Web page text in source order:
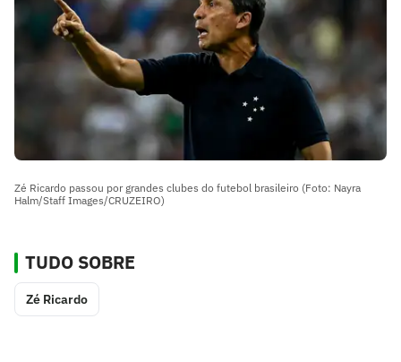
Zé Ricardo passou por grandes clubes do futebol brasileiro (Foto: Nayra
Halm/Staff Images/CRUZEIRO)
TUDO SOBRE
Zé Ricardo